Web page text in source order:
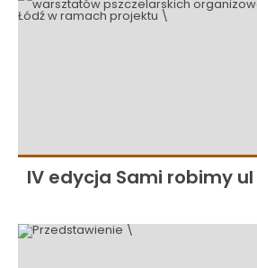
IV edycja Sami robimy